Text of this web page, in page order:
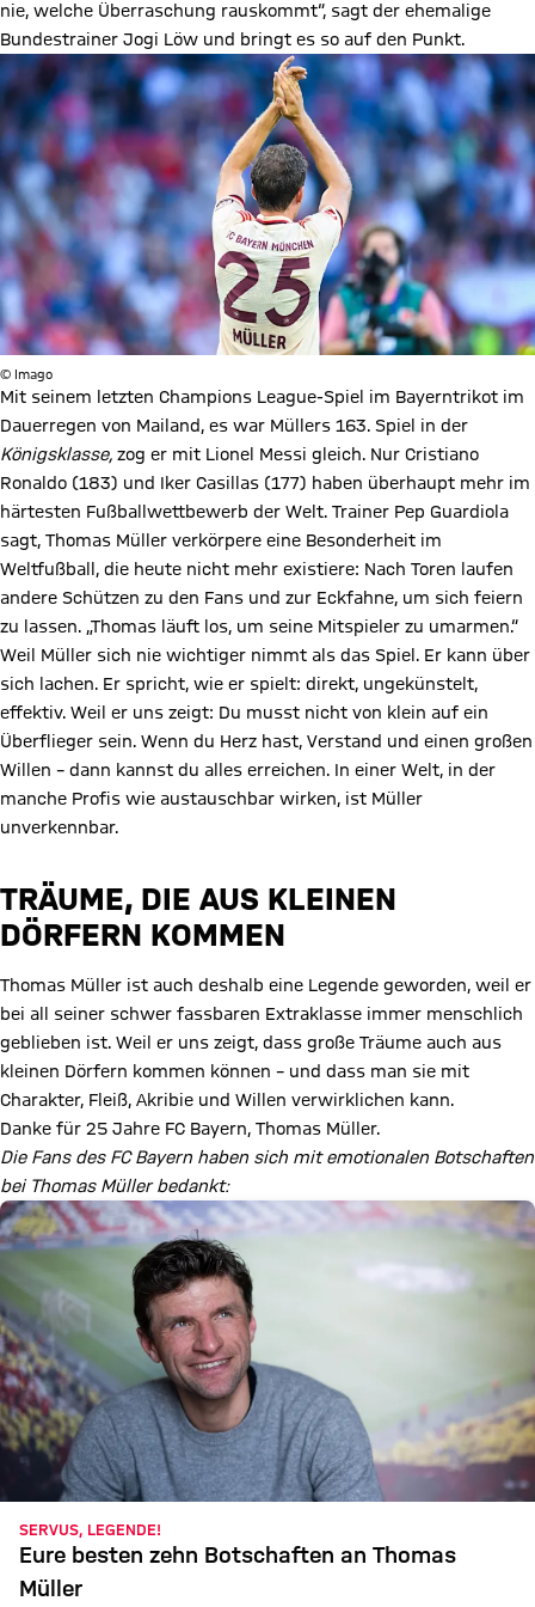
nie, welche Überraschung rauskommt“, sagt der ehemalige
Bundestrainer Jogi Löw und bringt es so auf den Punkt.
© Imago
Mit seinem letzten Champions League-Spiel im Bayerntrikot im
Dauerregen von Mailand, es war Müllers 163. Spiel in der
Königsklasse, zog er mit Lionel Messi gleich. Nur Cristiano
Ronaldo (183) und Iker Casillas (177) haben überhaupt mehr im
härtesten Fußballwettbewerb der Welt. Trainer Pep Guardiola
sagt, Thomas Müller verkörpere eine Besonderheit im
Weltfußball, die heute nicht mehr existiere: Nach Toren laufen
andere Schützen zu den Fans und zur Eckfahne, um sich feiern
zu lassen. „Thomas läuft los, um seine Mitspieler zu umarmen.“
Weil Müller sich nie wichtiger nimmt als das Spiel. Er kann über
sich lachen. Er spricht, wie er spielt: direkt, ungekünstelt,
effektiv. Weil er uns zeigt: Du musst nicht von klein auf ein
Überflieger sein. Wenn du Herz hast, Verstand und einen großen
Willen – dann kannst du alles erreichen. In einer Welt, in der
manche Profis wie austauschbar wirken, ist Müller
unverkennbar.
TRÄUME, DIE AUS KLEINEN
DÖRFERN KOMMEN
Thomas Müller ist auch deshalb eine Legende geworden, weil er
bei all seiner schwer fassbaren Extraklasse immer menschlich
geblieben ist. Weil er uns zeigt, dass große Träume auch aus
kleinen Dörfern kommen können – und dass man sie mit
Charakter, Fleiß, Akribie und Willen verwirklichen kann.
Danke für 25 Jahre FC Bayern, Thomas Müller.
Die Fans des FC Bayern haben sich mit emotionalen Botschaften
bei Thomas Müller bedankt:
SERVUS, LEGENDE!
Eure besten zehn Botschaften an Thomas
Müller